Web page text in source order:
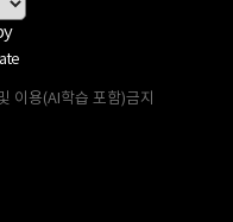
이용(AI학습 포함)금지